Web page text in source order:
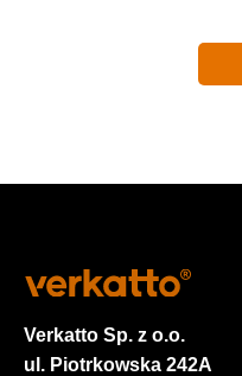
Verkatto Sp. z o.o.
ul. Piotrkowska 242A